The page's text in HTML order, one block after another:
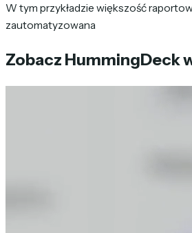
W tym przykładzie większość
zautomatyzowana
Zobacz HummingDeck